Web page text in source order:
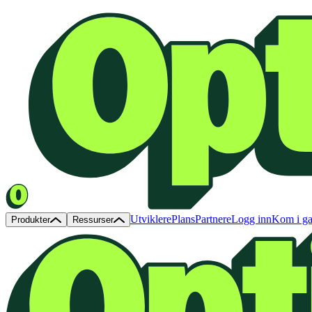
Produkter Ressurser UtviklerePlansPartnereLogg innKom i